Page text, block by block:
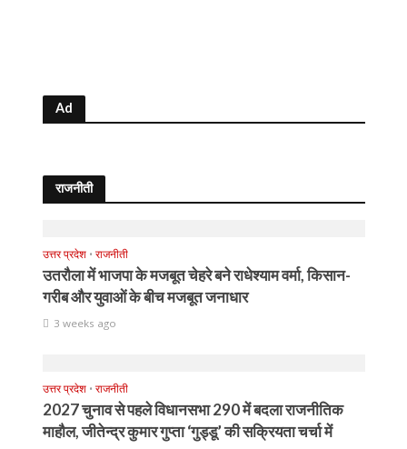
Ad
राजनीती
उत्तर प्रदेश • राजनीती
उतरौला में भाजपा के मजबूत चेहरे बने राधेश्याम वर्मा, किसान-
गरीब और युवाओं के बीच मजबूत जनाधार
3 weeks ago
उत्तर प्रदेश • राजनीती
2027 चुनाव से पहले विधानसभा 290 में बदला राजनीतिक
माहौल, जीतेन्द्र कुमार गुप्ता ‘गुड्डू’ की सक्रियता चर्चा में